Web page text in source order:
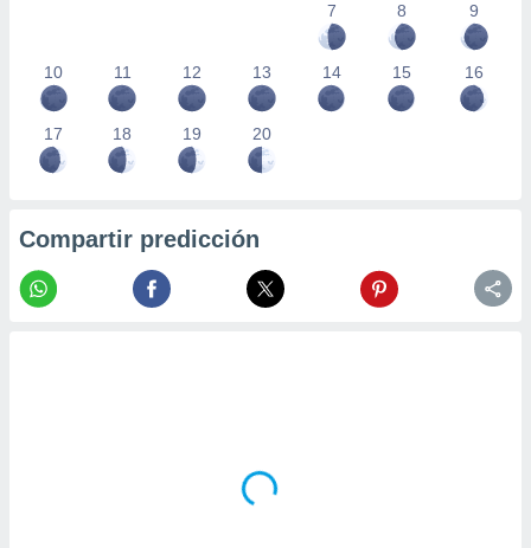
7
8 9
10 11 12 13 14 15 16
17 18 19 20
Compartir predicción